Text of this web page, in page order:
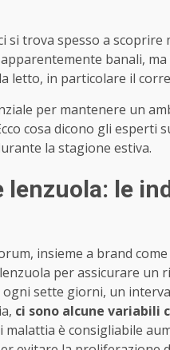
si trova spesso a scoprire
banali,
letto, in particolare il
per mantenere un
cosa dicono gli esperti
la stagione estiva.
lenzuola: le
insieme a brand
per assicurare un
sette giorni, un
ci sono alcune variabili
è consigliabile